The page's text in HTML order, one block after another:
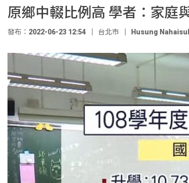
原鄉中輟比例高 學者：家庭
發布：2022-06-23 12:54 台北市 Husung